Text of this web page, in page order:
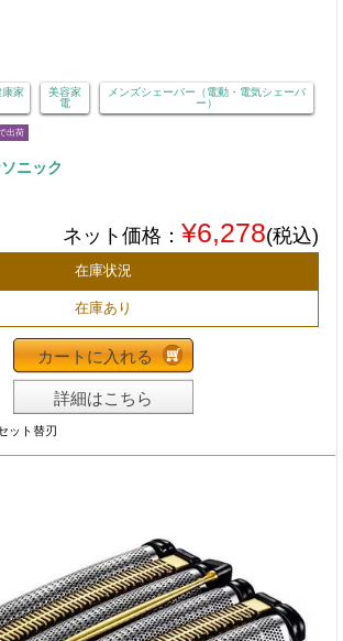
康家
美容家
電
メンズシェーバー（電動・電気シェーバ
ー）
出荷
ニック
ネット価格： ¥6,278(税込)
在庫状況
在庫あり
カートに入れる
詳細はこちら
ット替刃